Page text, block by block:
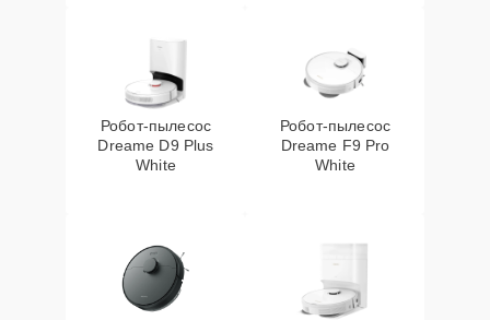
Робот-пылесос
Dreame D9 Plus
White
Робот-пылесос
Dreame F9 Pro
White